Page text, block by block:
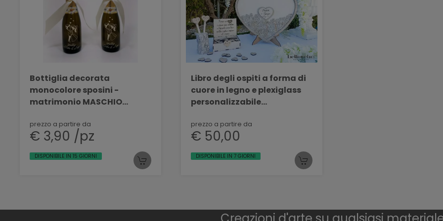
Bottiglia decorata
monocolore sposini -
matrimonio MASCHIO
prezzo a partire da
€ 3,90 /pz
DISPONIBILE IN 15 GIORNI
Libro degli ospiti a forma di
cuore in legno e plexiglass
personalizzabile
prezzo a partire da
€ 50,00
DISPONIBILE IN 7 GIORNI